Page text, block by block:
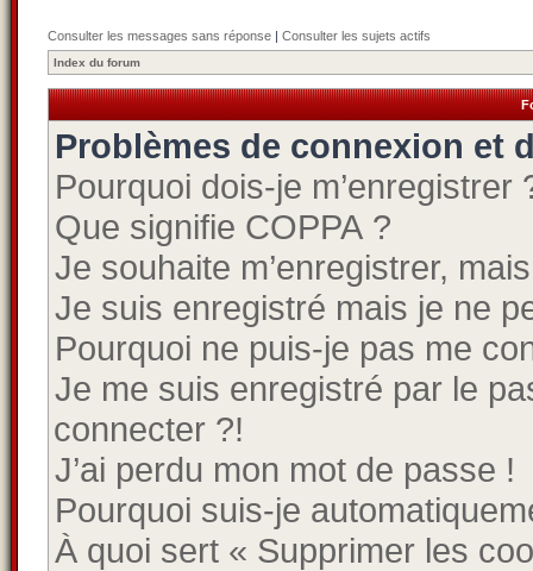
Consulter les messages sans réponse | Consulter les sujets actifs
Index du forum
Problèmes de connexion et
Pourquoi dois-je m’enregistrer
Que signifie COPPA ?
Je souhaite m’enregistrer,
Je suis enregistré mais je ne
Pourquoi ne puis-je pas me
Je me suis enregistré par le
connecter ?!
J’ai perdu mon mot de passe !
Pourquoi suis-je
À quoi sert « Supprimer les